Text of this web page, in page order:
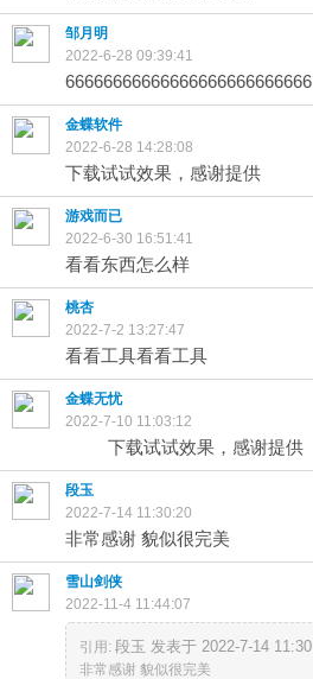
邹月明
2022-6-28 09:39:41
66666666666666666666666666
金蝶软件
2022-6-28 14:28:08
下载试试效果，感谢提供
游戏而已
2022-6-30 16:51:41
看看东西怎么样
桃杏
2022-7-2 13:27:47
看看工具看看工具
金蝶无忧
2022-7-10 11:03:12
下载试试效果，感谢提供
段玉
2022-7-14 11:30:20
非常感谢 貌似很完美
雪山剑侠
2022-11-4 11:44:07
引用: 段玉 发表于 2022-7-14 11:30
非常感谢 貌似很完美